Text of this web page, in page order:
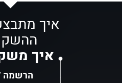
איך
איך
הרשמה